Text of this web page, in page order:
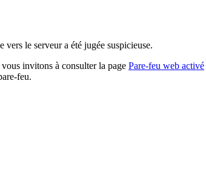
le serveur a été jugée suspicieuse.
invitons à consulter la page Pare-feu web activé
feu.